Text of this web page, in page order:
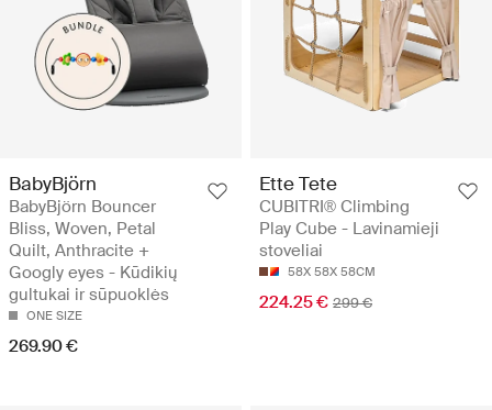
BabyBjörn
BabyBjörn Bouncer
Bliss, Woven, Petal
Quilt, Anthracite +
Googly eyes - Kūdikių
gultukai ir sūpuoklės
ONE SIZE
269.90 €
Ette Tete
CUBITRI® Climbing
Play Cube - Lavinamieji
stoveliai
58X 58X 58CM
224.25 € 299 €